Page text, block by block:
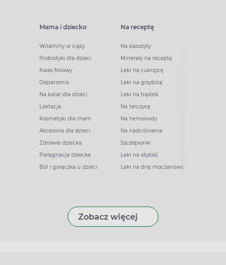
Mama i dziecko
Witaminy w ciąży
Probiotyki dla dzieci
Kwas foliowy
Odparzenia
Na katar dla dzieci
Laktacja
Kosmetyki dla mam
Akcesoria dla dzieci
Zdrowie dziecka
Pielęgnacja dziecka
Ból i gorączka u dzieci
Na receptę
Na pasożyty
Minerały na receptę
Leki na cukrzycę
Leki na grzybicę
Leki na trądzik
Na tarczycę
Na hemoroidy
Na nadciśnienie
Szczepionki
Leki na otyłość
Leki na dnę moczanową
Zobacz więcej